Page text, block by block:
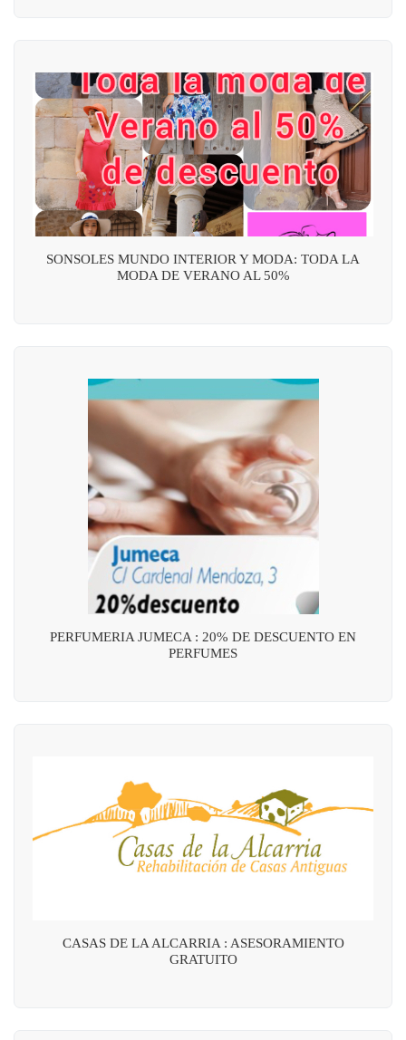
SONSOLES MUNDO INTERIOR Y MODA: TODA LA
MODA DE VERANO AL 50%
PERFUMERIA JUMECA : 20% DE DESCUENTO EN
PERFUMES
CASAS DE LA ALCARRIA : ASESORAMIENTO
GRATUITO